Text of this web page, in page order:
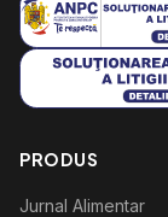
PRODUS
Jurnal Alimentar